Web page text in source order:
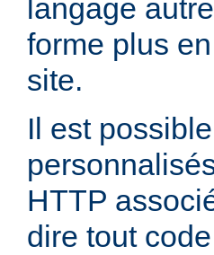
langage
forme plus
site.
Il est
HTTP
dire tout